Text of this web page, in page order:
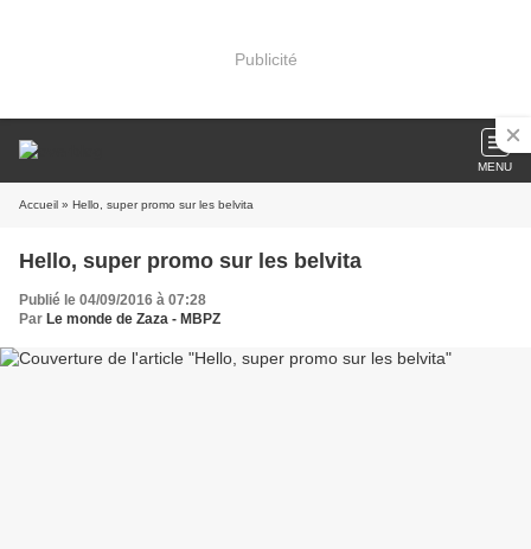
Publicité
MENU
Accueil » Hello, super promo sur les belvita
Hello, super promo sur les belvita
Publié le 04/09/2016 à 07:28
Par Le monde de Zaza - MBPZ